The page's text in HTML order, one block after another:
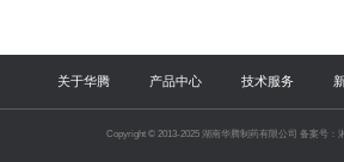
关于华腾 产品中心 技术服务
Copyright © 2013-2025 湖南华腾制药有限公司 备案号：